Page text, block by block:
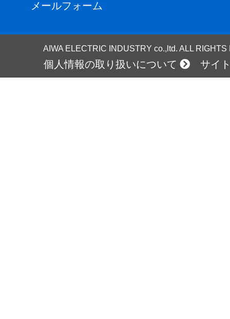
メールフォーム
AIWA ELECTRIC INDUSTRY co.,ltd. ALL
個人情報の取り扱いについて サイ